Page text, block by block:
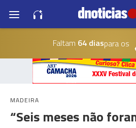
Faltam 64 diaspara os
MADEIRA
“Seis meses não